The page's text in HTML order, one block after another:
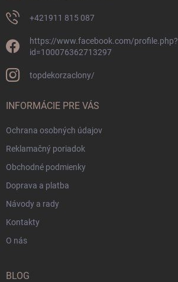
+421911 815 087
https://www.facebook.com/profile.php?
id=100076362713297
topdekorzaclony/
INFORMÁCIE PRE VÁS
Ochrana osobných údajov
Reklamačný poriadok
Obchodné podmienky
Doprava a platba
Návody a rady
Kontakty
O nás
BLOG